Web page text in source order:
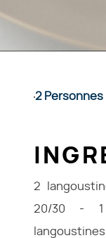
2 Personnes
2
20/30 - 1